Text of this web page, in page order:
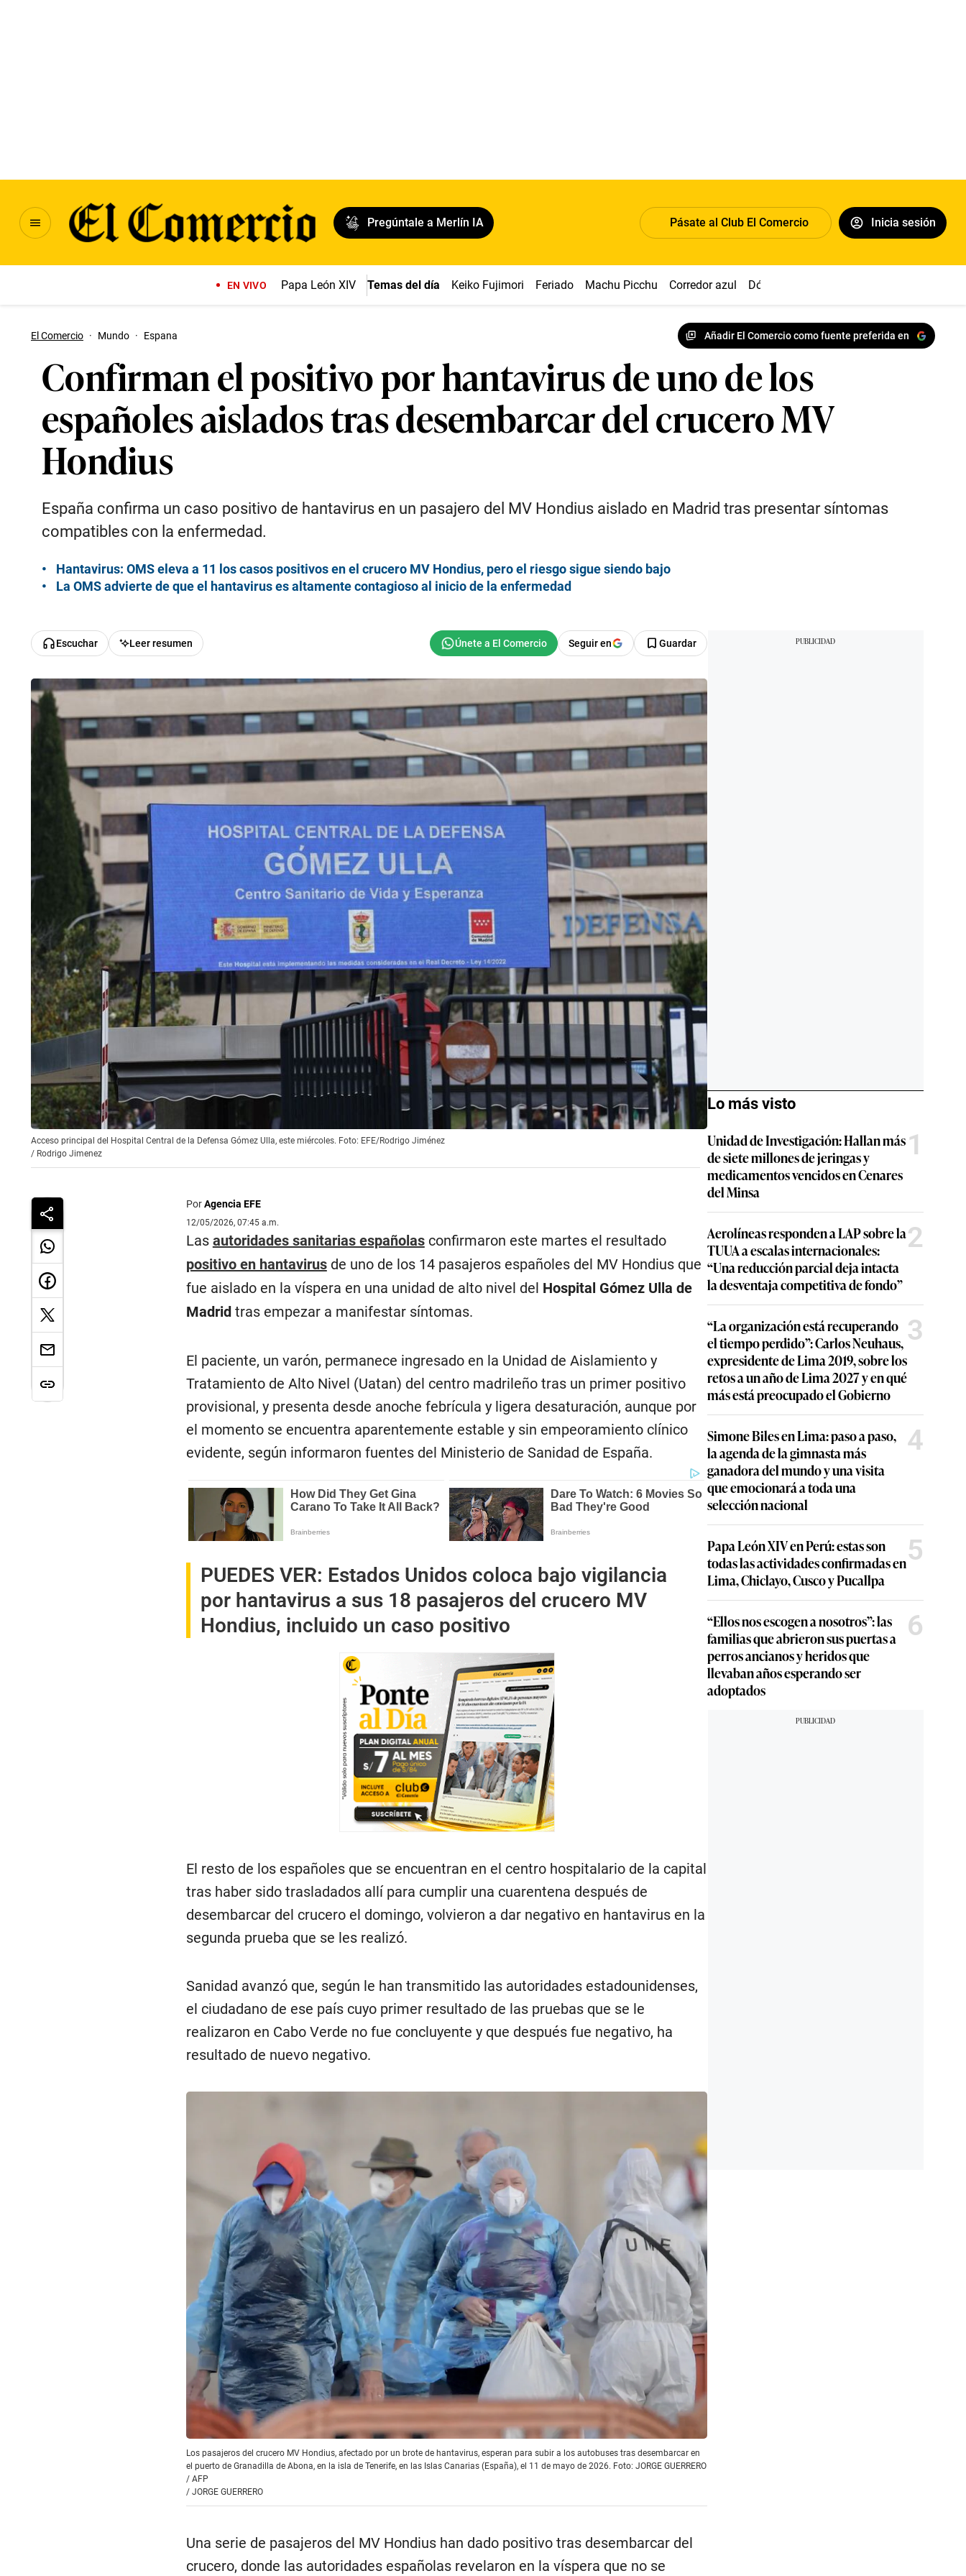
Pregúntale a Merlín IA Pásate al Club El Comercio Inicia sesión
EN VIVO Papa León XIV Temas del día Keiko Fujimori Feriado Machu Picchu Corredor azul Dólar
El Comercio · Mundo · Espana Añadir El Comercio como fuente preferida en
Confirman el positivo por hantavirus de uno de los
españoles aislados tras desembarcar del crucero MV
Hondius
España confirma un caso positivo de hantavirus en un pasajero del MV Hondius aislado en Madrid tras presentar síntomas
compatibles con la enfermedad.
Hantavirus: OMS eleva a 11 los casos positivos en el crucero MV Hondius, pero el riesgo sigue siendo bajo
La OMS advierte de que el hantavirus es altamente contagioso al inicio de la enfermedad
Escuchar Leer resumen Seguir en Guardar
Acceso principal del Hospital Central de la Defensa Gómez Ulla, este miércoles. Foto: EFE/Rodrigo Jiménez
/ Rodrigo Jimenez
PorAgencia EFE
12/05/2026, 07:45 a.m.
Las autoridades sanitarias españolasconfirmaron este martes el resultado
positivo en hantavirusde uno de los 14 pasajeros españoles del MV Hondius que
fue aislado en la víspera en una unidad de alto nivel del Hospital Gómez Ulla de
Madrid tras empezar a manifestar síntomas.
El paciente, un varón, permanece ingresado en la Unidad de Aislamiento y
Tratamiento de Alto Nivel (Uatan) del centro madrileño tras un primer positivo
provisional, y presenta desde anoche febrícula y ligera desaturación, aunque por
el momento se encuentra aparentemente estable y sin empeoramiento clínico
evidente, según informaron fuentes del Ministerio de Sanidad de España.
PUEDES VER: Estados Unidos coloca bajo vigilancia
por hantavirus a sus 18 pasajeros del crucero MV
Hondius, incluido un caso positivo
El resto de los españoles que se encuentran en el centro hospitalario de la capital
tras haber sido trasladados allí para cumplir una cuarentena después de
desembarcar del crucero el domingo, volvieron a dar negativo en hantavirus en la
segunda prueba que se les realizó.
Sanidad avanzó que, según le han transmitido las autoridades estadounidenses,
el ciudadano de ese país cuyo primer resultado de las pruebas que se le
realizaron en Cabo Verde no fue concluyente y que después fue negativo, ha
resultado de nuevo negativo.
Los pasajeros del crucero MV Hondius, afectado por un brote de hantavirus, esperan para subir a los autobuses tras desembarcar en
el puerto de Granadilla de Abona, en la isla de Tenerife, en las Islas Canarias (España), el 11 de mayo de 2026. Foto: JORGE GUERRERO
/ AFP
/ JORGE GUERRERO
Una serie de pasajeros del MV Hondius han dado positivo tras desembarcar del
crucero, donde las autoridades españolas revelaron en la víspera que no se
Lo más visto
Unidad de Investigación: Hallan más
de siete millones de jeringas y
medicamentos vencidos en Cenares
del Minsa
1
Aerolíneas responden a LAP sobre la
TUUA a escalas internacionales:
“Una reducción parcial deja intacta
la desventaja competitiva de fondo”
2
“La organización está recuperando
el tiempo perdido”: Carlos Neuhaus,
expresidente de Lima 2019, sobre los
retos a un año de Lima 2027 y en qué
más está preocupado el Gobierno
3
Simone Biles en Lima: paso a paso,
la agenda de la gimnasta más
ganadora del mundo y una visita
que emocionará a toda una
selección nacional
4
Papa León XIV en Perú: estas son
todas las actividades confirmadas en
Lima, Chiclayo, Cusco y Pucallpa
5
“Ellos nos escogen a nosotros”: las
familias que abrieron sus puertas a
perros ancianos y heridos que
llevaban años esperando ser
adoptados
6